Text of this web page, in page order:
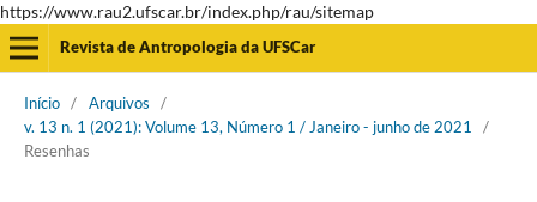
https://www.rau2.ufscar.br/index.php/rau/sitemap
Revista de Antropologia da UFSCar
Início / Arquivos
/
v. 13 n. 1 (2021): Volume 13, Número 1 / Janeiro - junho de 2021
/
Resenhas